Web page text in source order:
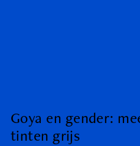
Goya en gender:
tinten grijs